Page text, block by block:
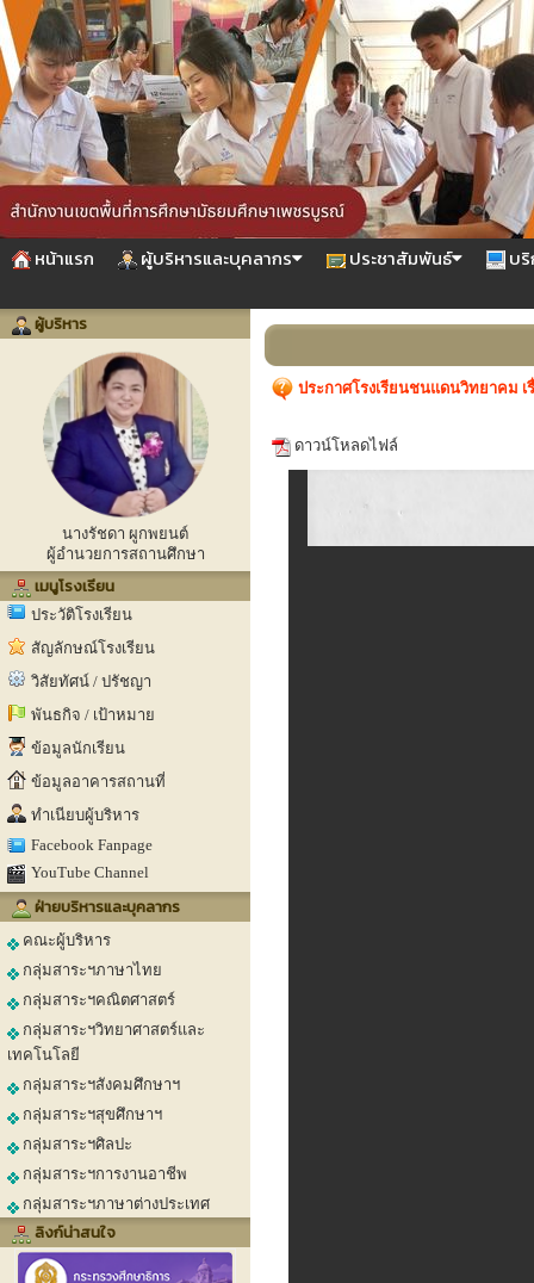
หน้าแรก ผู้บริหารและบุคลากร ประชาสัมพันธ์ บ
ผู้บริหาร
นางรัชดา ผูกพยนต์
ผู้อำนวยการสถานศึกษา
เมนูโรงเรียน
ประวัติโรงเรียน
สัญลักษณ์โรงเรียน
วิสัยทัศน์ / ปรัชญา
พันธกิจ / เป้าหมาย
ข้อมูลนักเรียน
ข้อมูลอาคารสถานที่
ทำเนียบผู้บริหาร
Facebook Fanpage
YouTube Channel
ฝ่ายบริหารและบุคลากร
คณะผู้บริหาร
กลุ่มสาระฯภาษาไทย
กลุ่มสาระฯคณิตศาสตร์
กลุ่มสาระฯวิทยาศาสตร์และ
เทคโนโลยี
กลุ่มสาระฯสังคมศึกษาฯ
กลุ่มสาระฯสุขศึกษาฯ
กลุ่มสาระฯศิลปะ
กลุ่มสาระฯการงานอาชีพ
กลุ่มสาระฯภาษาต่างประเทศ
ลิงก์น่าสนใจ
ประกาศโรงเรียนชนแดนวิทยาคม
ดาวน์โหลดไฟล์